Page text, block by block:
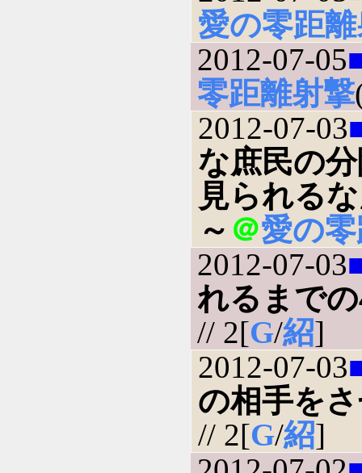
愛の零距
2012-07-05
零距離射撃
2012-07-03
な庶民の
見られる
～ ＠愛の
2012-07-03
れるまで
// 2[G/紹]
2012-07-03
の相手を
// 2[G/紹]